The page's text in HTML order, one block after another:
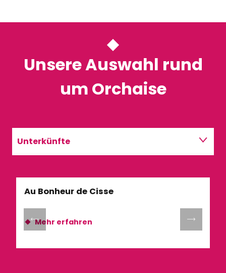
Unsere Auswahl rund
um Orchaise
Unterkünfte
Aktivitäten
Au Bonheur de Cisse
Mehr erfahren